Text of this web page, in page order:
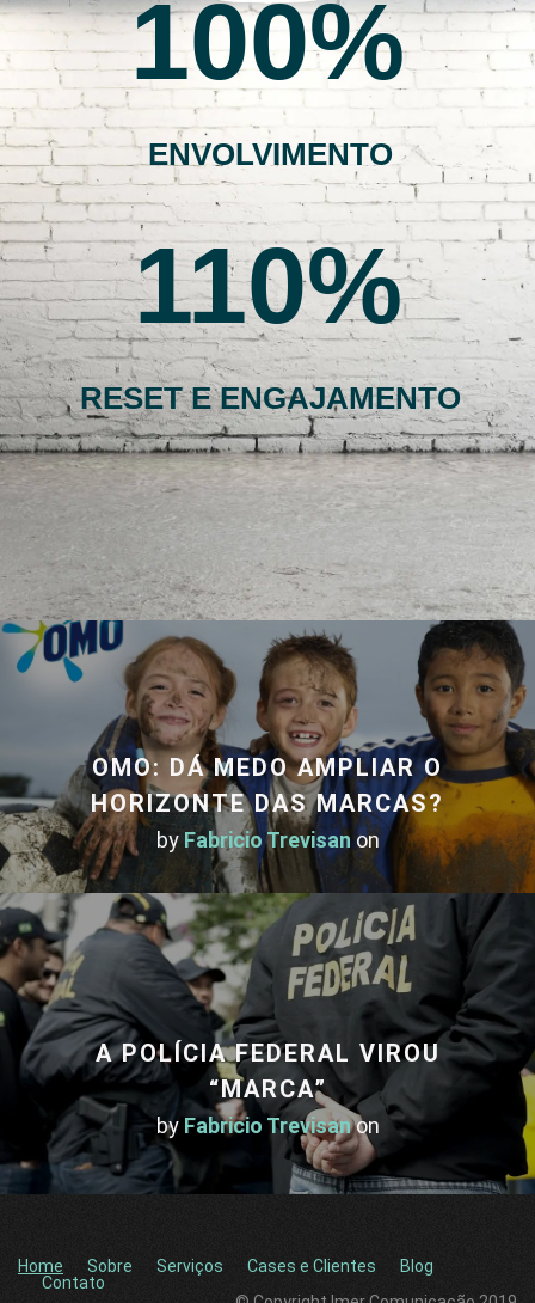
100
ENVOLVIMENTO
110
RESET E ENGAJAMENTO
OMO: DÁ MEDO AMPLIAR O
HORIZONTE DAS MARCAS?
by Fabricio Trevisanon
A POLÍCIA FEDERAL VIROU
“MARCA”
by Fabricio Trevisanon
Home Sobre Serviços Cases e Clientes
Blog
Contato